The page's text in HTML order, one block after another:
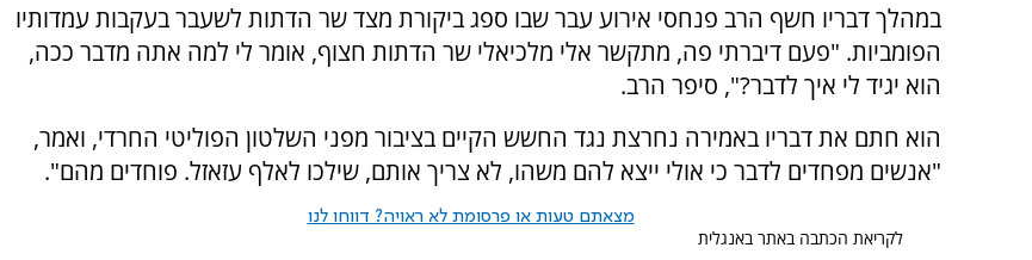
במהלך דבריו חשף הרב פנחסי אירוע עבר שבו ספג ביקורת מצד שר הדתות לשעבר בעקבות עמדותיו
הפומביות. "פעם דיברתי פה, מתקשר אלי מלכיאלי שר הדתות חצוף, אומר לי למה אתה מדבר ככה,
הוא יגיד לי איך לדבר?", סיפר הרב.
הוא חתם את דבריו באמירה נחרצת נגד החשש הקיים בציבור מפני השלטון הפוליטי החרדי, ואמר,
"אנשים מפחדים לדבר כי אולי ייצא להם משהו, לא צריך אותם, שילכו לאלף עזאזל. פוחדים מהם".
מצאתם טעות או פרסומת לא ראויה? דווחו לנו
לקריאת הכתבה באתר באנגלית